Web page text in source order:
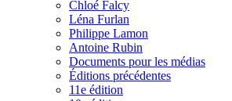
Chloé Falcy
Léna Furlan
Philippe Lamon
Antoine Rubin
Documents pour les médias
Éditions précédentes
11e édition